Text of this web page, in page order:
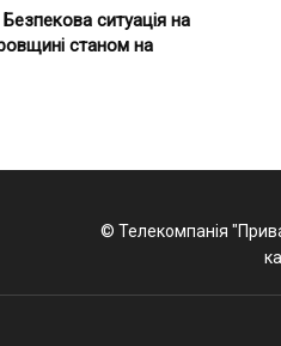
ситуація на
станом на
© Телекомпанія